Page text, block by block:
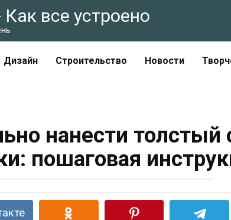
все устроено
Дизайн Строительство Новости
нанести толстый
пошаговая